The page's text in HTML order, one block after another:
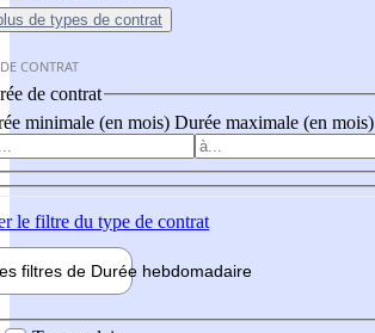
de types de contrat
CONTRAT
de contrat
minimale (en mois) Durée maximale (en mois)
le filtre du type de contrat
filtres de Durée hebdomadaire